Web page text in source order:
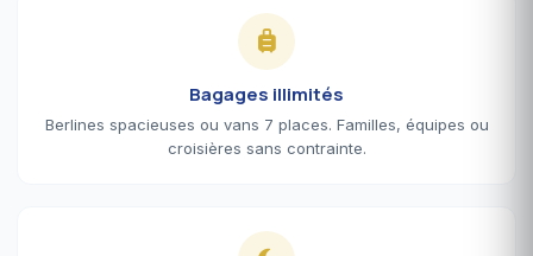
Bagages illimités
Berlines spacieuses ou vans 7 places. Familles, équipes ou
croisières sans contrainte.